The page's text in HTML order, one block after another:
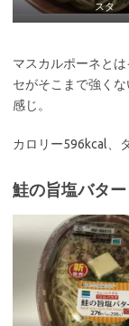
スタ
マスカルポーネと
セがそこまで強く
感じ。
カロリー596kcal、
鮭の旨塩バター